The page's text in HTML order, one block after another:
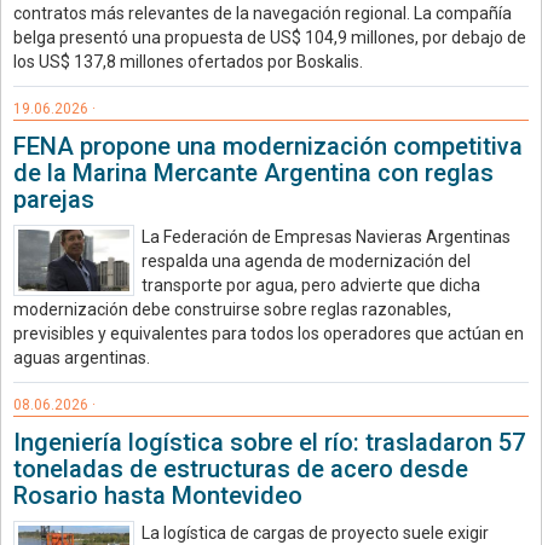
contratos más relevantes de la navegación regional. La compañía
belga presentó una propuesta de US$ 104,9 millones, por debajo de
los US$ 137,8 millones ofertados por Boskalis.
19.06.2026 ·
FENA propone una modernización competitiva
de la Marina Mercante Argentina con reglas
parejas
La Federación de Empresas Navieras Argentinas
respalda una agenda de modernización del
transporte por agua, pero advierte que dicha
modernización debe construirse sobre reglas razonables,
previsibles y equivalentes para todos los operadores que actúan en
aguas argentinas.
08.06.2026 ·
Ingeniería logística sobre el río: trasladaron 57
toneladas de estructuras de acero desde
Rosario hasta Montevideo
La logística de cargas de proyecto suele exigir